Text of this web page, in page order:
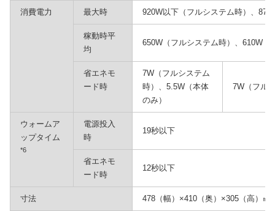
消費電力 最大時 920W以下（フルシステム時）、
稼動時平
均
650W（フルシステム時）、610W（
省エネモ
ード時
7W（フルシステム
時）、5.5W（本体
のみ）
7W（フル
ウォームア
ップタイム
*6
電源投入
時
19秒以下
省エネモ
ード時
12秒以下
寸法 478（幅）×410（奥）×305（高）㎜